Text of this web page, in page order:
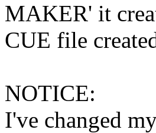
MAKER' it
CUE file
NOTICE:
I've changed